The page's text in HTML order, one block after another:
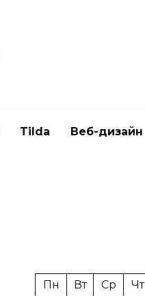
Tilda Веб-дизайн
Пн Вт Ср Чт